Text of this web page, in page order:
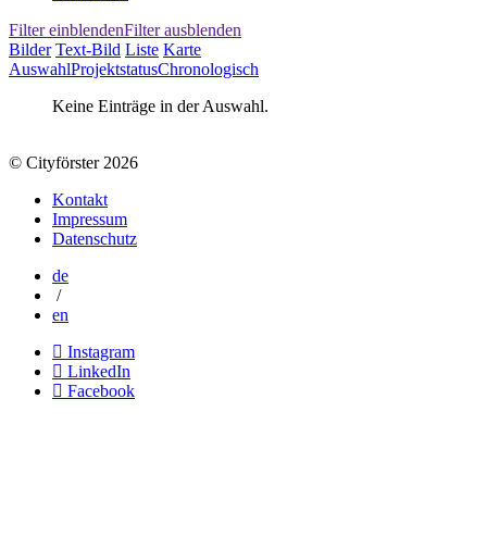
Filter einblendenFilter ausblenden
Bilder Text-Bild Liste Karte
AuswahlProjektstatusChronologisch
Keine Einträge in der Auswahl.
© Cityförster 2026
Kontakt
Impressum
Datenschutz
de
/
en
Instagram
LinkedIn
Facebook